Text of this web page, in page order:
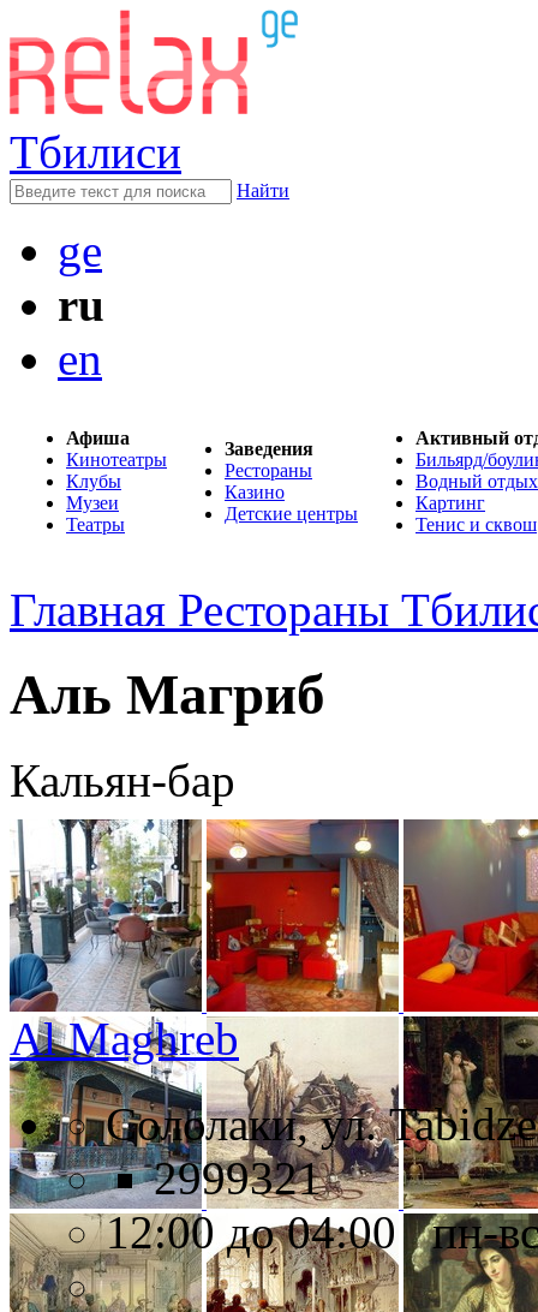
Тбилиси
Найти
ge
ru
en
Афиша
Кинотеатры
Клубы
Музеи
Театры
Заведения
Рестораны
Казино
Детские центры
Активный
Бильярд/
Водный отдых
Картинг
Тенис и сквош
Главная Рестораны
Аль Магриб
Кальян-бар
Al Maghreb
Сололаки, ул.
2999321
12:00 до 04:00 пн-